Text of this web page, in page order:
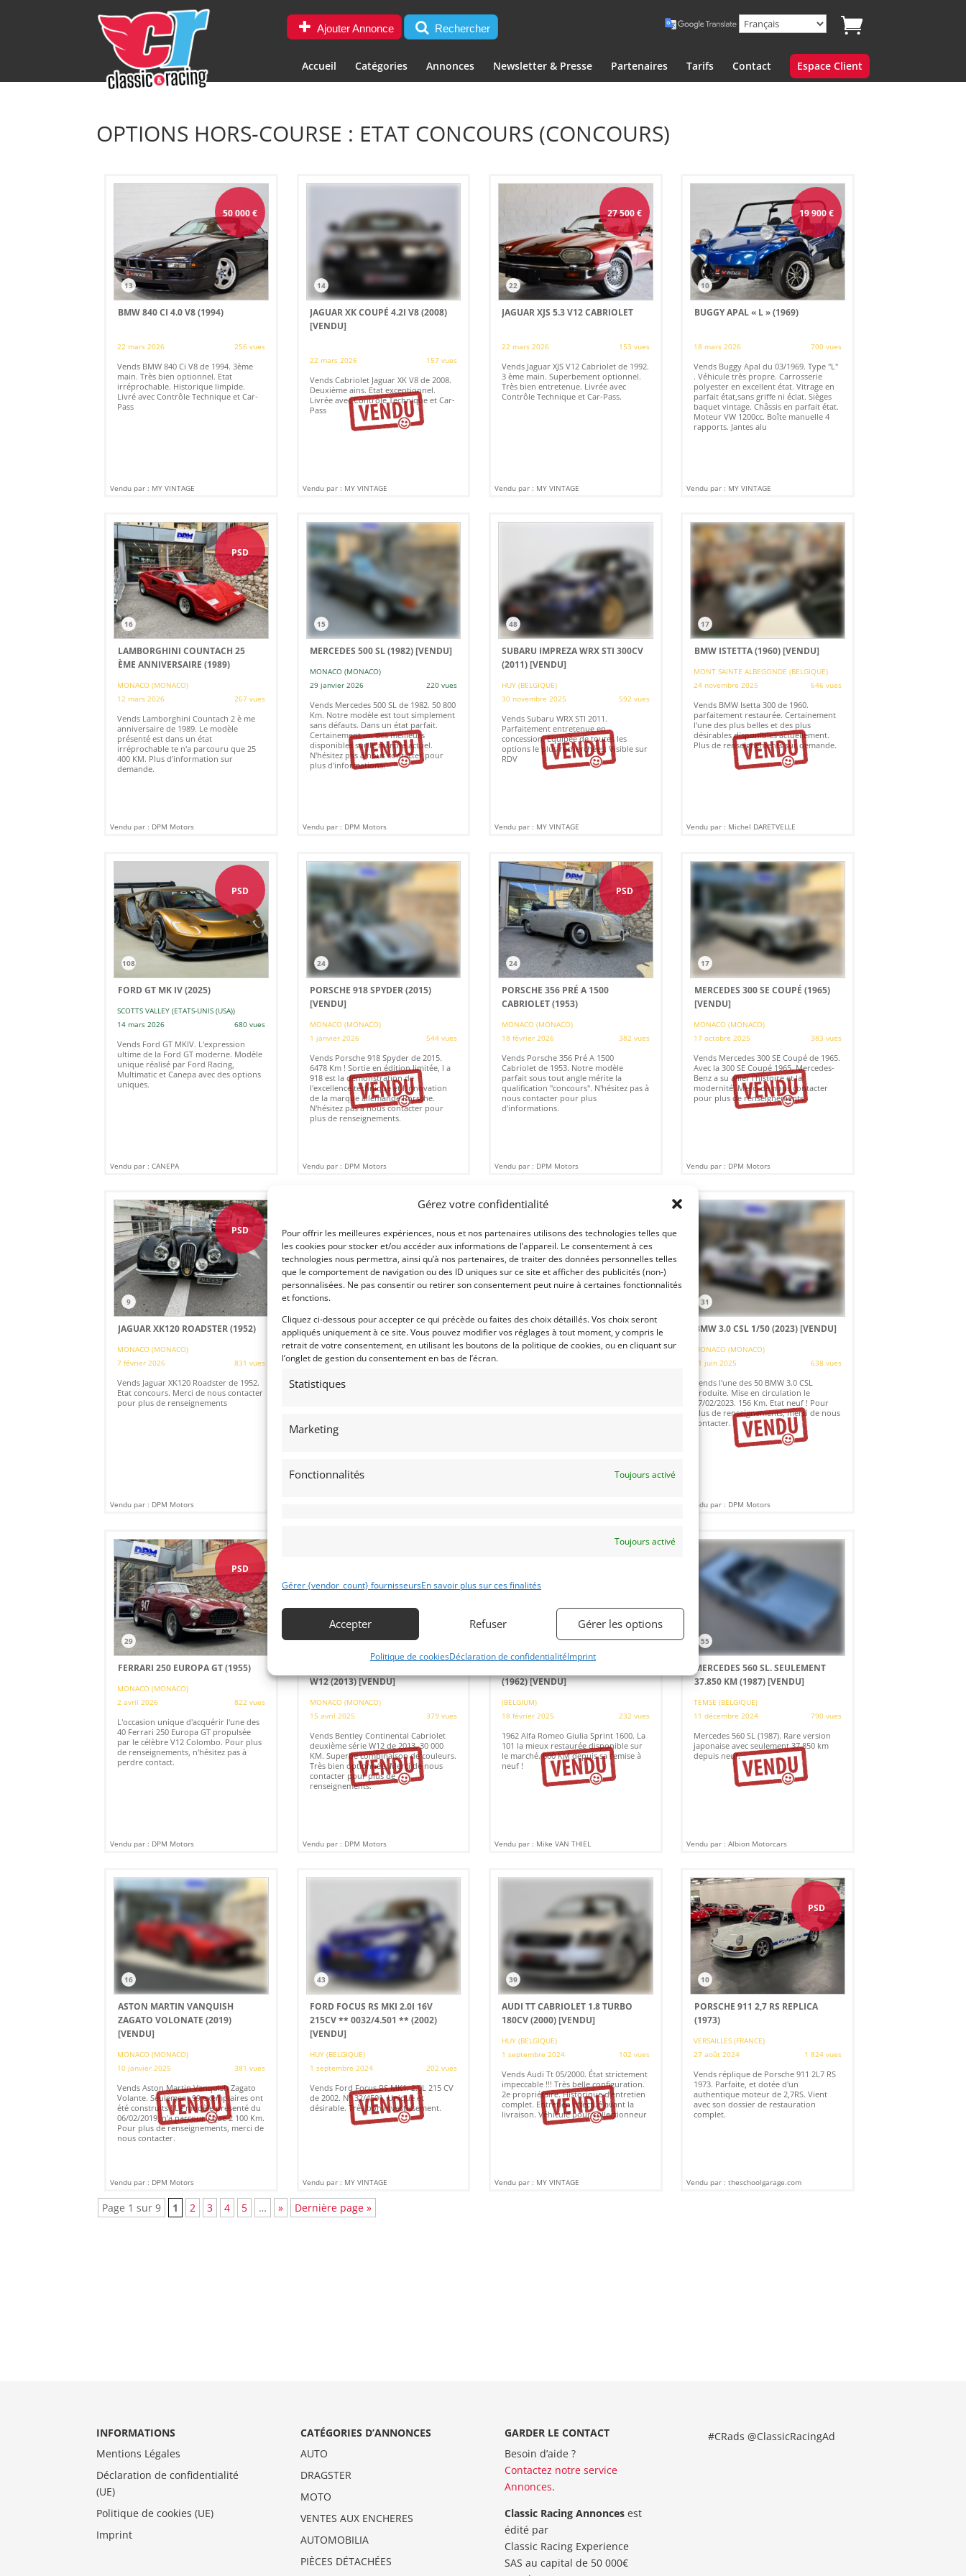
Gérez votre confidentialité
Pour offrir les meilleures expériences, nous et nos partenaires utilisons des technologies telles que
les cookies pour stocker et/ou accéder aux informations de l’appareil. Le consentement à ces
technologies nous permettra, ainsi qu’à nos partenaires, de traiter des données personnelles telles
que le comportement de navigation ou des ID uniques sur ce site et afficher des publicités (non-)
personnalisées. Ne pas consentir ou retirer son consentement peut nuire à certaines fonctionnalités
et fonctions.
Cliquez ci-dessous pour accepter ce qui précède ou faites des choix détaillés. Vos choix seront
appliqués uniquement à ce site. Vous pouvez modifier vos réglages à tout moment, y compris le
retrait de votre consentement, en utilisant les boutons de la politique de cookies, ou en cliquant sur
l’onglet de gestion du consentement en bas de l’écran.
Statistiques
Marketing
Fonctionnalités Toujours activé
Toujours activé
Gérer {vendor_count} fournisseursEn savoir plus sur ces finalités
Accepter Refuser Gérer les options
Politique de cookiesDéclaration de confidentialitéImprint
Ajouter Annonce Rechercher
Accueil Catégories Annonces Newsletter & Presse Partenaires Tarifs Contact Espace Client
OPTIONS HORS-COURSE : ETAT CONCOURS (CONCOURS)
50 000€
13
BMW 840 CI 4.0 V8 (1994)
22 mars 2026 256 vues
Vends BMW 840 Ci V8 de 1994. 3ème
main. Très bien optionnel. Etat
irréprochable. Historique limpide.
Livré avec Contrôle Technique et Car-
Pass
Vendu par : MY VINTAGE
14
JAGUAR XK COUPÉ 4.2I V8 (2008)
[VENDU]
22 mars 2026 157 vues
Vends Cabriolet Jaguar XK V8 de 2008.
Deuxième ains. Etat exceptionnel.
Livrée avec Contrôle Technique et Car-
Pass
Vendu par : MY VINTAGE
27 500€
22
JAGUAR XJS 5.3 V12 CABRIOLET
22 mars 2026 153 vues
Vends Jaguar XJS V12 Cabriolet de 1992.
3 ème main. Superbement optionnel.
Très bien entretenue. Livrée avec
Contrôle Technique et Car-Pass.
Vendu par : MY VINTAGE
19 900€
10
BUGGY APAL « L » (1969)
18 mars 2026 700 vues
Vends Buggy Apal du 03/1969. Type "L"
. Véhicule très propre. Carrosserie
polyester en excellent état. Vitrage en
parfait état,sans griffe ni éclat. Sièges
baquet vintage. Châssis en parfait état.
Moteur VW 1200cc. Boîte manuelle 4
rapports. Jantes alu
Vendu par : MY VINTAGE
PSD
16
LAMBORGHINI COUNTACH 25
ÈME ANNIVERSAIRE (1989)
MONACO (MONACO)
12 mars 2026
267 vues
Vends Lamborghini Countach 2 è me
anniversaire de 1989. Le modèle
présenté est dans un état
irréprochable te n'a parcouru que 25
400 KM. Plus d'information sur
demande.
Vendu par : DPM Motors
15
MERCEDES 500 SL (1982)[VENDU]
MONACO (MONACO)
29 janvier 2026
220 vues
Vends Mercedes 500 SL de 1982. 50 800
Km. Notre modèle est tout simplement
sans défauts. Dans un état parfait.
Certainement un des meilleurs
disponibles sur le marché actuel.
N'hésitez pas à nous contacter pour
plus d'informations.
Vendu par : DPM Motors
48
SUBARU IMPREZA WRX STI 300CV
(2011)[VENDU]
HUY (BELGIQUE)
30 novembre 2025
592 vues
Vends Subaru WRX STI 2011.
Parfaitement entretenue en
concession. Equipée de toutes les
options le plus recherchées. Visible sur
RDV
Vendu par : MY VINTAGE
17
BMW ISTETTA (1960)[VENDU]
MONT SAINTE ALBEGONDE (BELGIQUE)
24 novembre 2025
646 vues
Vends BMW Isetta 300 de 1960.
parfaitement restaurée. Certainement
l'une des plus belles et des plus
désirables disponibles actuellement.
Plus de renseignements sur demande.
Vendu par : Michel DARETVELLE
PSD
108
FORD GT MK IV (2025)
SCOTTS VALLEY (ETATS-UNIS (USA))
14 mars 2026
680 vues
Vends Ford GT MKIV. L'expression
ultime de la Ford GT moderne. Modèle
unique réalisé par Ford Racing,
Multimatic et Canepa avec des options
uniques.
Vendu par : CANEPA
24
PORSCHE 918 SPYDER (2015)
[VENDU]
MONACO (MONACO)
1 janvier 2026
544 vues
Vends Porsche 918 Spyder de 2015.
6478 Km ! Sortie en édition limitée, l a
918 est la démonstration de
l'excellence technique et l'innovation
de la marque allemande Porsche.
N'hésitez pas à nous contacter pour
plus de renseignements.
Vendu par : DPM Motors
PSD
24
PORSCHE 356 PRÉ A 1500
CABRIOLET (1953)
MONACO (MONACO)
18 février 2026
382 vues
Vends Porsche 356 Pré A 1500
Cabriolet de 1953. Notre modèle
parfait sous tout angle mérite la
qualification "concours". N'hésitez pas à
nous contacter pour plus
d'informations.
Vendu par : DPM Motors
17
MERCEDES 300 SE COUPÉ (1965)
[VENDU]
MONACO (MONACO)
17 octobre 2025
383 vues
Vends Mercedes 300 SE Coupé de 1965.
Avec la 300 SE Coupé 1965, Mercedes-
Benz a su allier l'histoire et la
modernité. Merci de nous contacter
pour plus de renseignements.
Vendu par : DPM Motors
PSD
9
JAGUAR XK120 ROADSTER (1952)
MONACO (MONACO)
7 février 2026
831 vues
Vends Jaguar XK120 Roadster de 1952.
Etat concours. Merci de nous contacter
pour plus de renseignements
Vendu par : DPM Motors
PSD
16
JAGUAR « E » ROADSETR SERIE 1
« OBL » (1961)
MONACO (MONACO)
contacter.
160 000 €
CISITALIA D46 MONOPOSTO
INDIANAPOLIS (ETATS-UNIS (USA))
31
BMW 3.0 CSL 1/50 (2023)[VENDU]
MONACO (MONACO)
11 juin 2025
638 vues
Vends l'une des 50 BMW 3.0 CSL
produite. Mise en circulation le
17/02/2023. 156 Km. Etat neuf ! Pour
plus de renseignements, merci de nous
contacter.
Vendu par : DPM Motors
PSD
29
FERRARI 250 EUROPA GT (1955)
MONACO (MONACO)
2 avril 2026
822 vues
L'occasion unique d'acquérir l'une des
40 Ferrari 250 Europa GT propulsée
par le célèbre V12 Colombo. Pour plus
de renseignements, n'hésitez pas à
perdre contact.
Vendu par : DPM Motors
15
W12 (2013)[VENDU]
MONACO (MONACO)
15 avril 2025
379 vues
Vends Bentley Continental Cabriolet
deuxième série W12 de 2013. 30 000
KM. Superbe combinaison de couleurs.
Très bien optionnée. Merci de nous
contacter pour plus de
renseignements.
Vendu par : DPM Motors
(1962)[VENDU]
(BELGIUM)
18 février 2025
232 vues
1962 Alfa Romeo Giulia Sprint 1600. La
101 la mieux restaurée disponible sur
le marché. 600 KM depuis sa remise à
neuf !
Vendu par : Mike VAN THIEL
55
MERCEDES 560 SL. SEULEMENT
37.850 KM (1987)[VENDU]
TEMSE (BELGIQUE)
11 décembre 2024
790 vues
Mercedes 560 SL (1987). Rare version
japonaise avec seulement 37.850 km
depuis neuf.
Vendu par : Albion Motorcars
16
ASTON MARTIN VANQUISH
ZAGATO VOLONATE (2019)
[VENDU]
MONACO (MONACO)
10 janvier 2025
381 vues
Vends Aston Martin Vanquish Zagato
Volante. Seulement 99 exemplaires ont
été construits ! Le modèle présenté du
06/02/2019, n'a parcouru que 2 100 Km.
Pour plus de renseignements, merci de
nous contacter.
Vendu par : DPM Motors
43
FORD FOCUS RS MKI 2.0I 16V
215CV ** 0032/4.501 ** (2002)
[VENDU]
HUY (BELGIQUE)
1 septembre 2024
202 vues
Vends Ford Focus RS MK1. 2.0L 215 CV
de 2002. N° 32/4501. Unique et
désirable. Très bon investissement.
Vendu par : MY VINTAGE
39
AUDI TT CABRIOLET 1.8 TURBO
180CV (2000)[VENDU]
HUY (BELGIQUE)
1 septembre 2024
102 vues
Vends Audi Tt 05/2000. État strictement
impeccable !!! Très belle configuration.
2e propriétaire. Historique d’entretien
complet. Entretien effectué avant la
livraison. Véhicule pour collectionneur
Vendu par : MY VINTAGE
PSD
10
PORSCHE 911 2,7 RS REPLICA
(1973)
VERSAILLES (FRANCE)
27 août 2024
1 824 vues
Vends réplique de Porsche 911 2L7 RS
1973. Parfaite, et dotée d'un
authentique moteur de 2,7RS. Vient
avec son dossier de restauration
complet.
Vendu par : theschoolgarage.com
Page 1 sur 9 1 2 3 4 5 … » Dernière page »
INFORMATIONS
Mentions Légales
Déclaration de confidentialité
(UE)
Politique de cookies (UE)
Imprint
CATÉGORIES D’ANNONCES
AUTO
DRAGSTER
MOTO
VENTES AUX ENCHERES
AUTOMOBILIA
PIÈCES DÉTACHÉES
GARDER LE CONTACT
Besoin d’aide ?
Contactez notre service
Annonces.
Classic Racing Annoncesest
édité par
Classic Racing Experience
SAS au capital de 50 000€
#CRads @ClassicRacingAd